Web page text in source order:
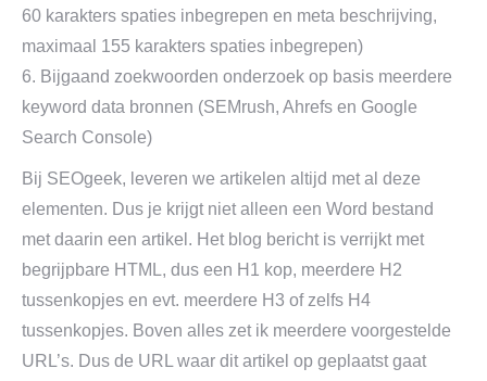
60 karakters spaties inbegrepen en meta beschrijving,
maximaal 155 karakters spaties inbegrepen)
6. Bijgaand zoekwoorden onderzoek op basis meerdere
keyword data bronnen (SEMrush, Ahrefs en Google
Search Console)
Bij SEOgeek, leveren we artikelen altijd met al deze
elementen. Dus je krijgt niet alleen een Word bestand
met daarin een artikel. Het blog bericht is verrijkt met
begrijpbare HTML, dus een H1 kop, meerdere H2
tussenkopjes en evt. meerdere H3 of zelfs H4
tussenkopjes. Boven alles zet ik meerdere voorgestelde
URL’s. Dus de URL waar dit artikel op geplaatst gaat